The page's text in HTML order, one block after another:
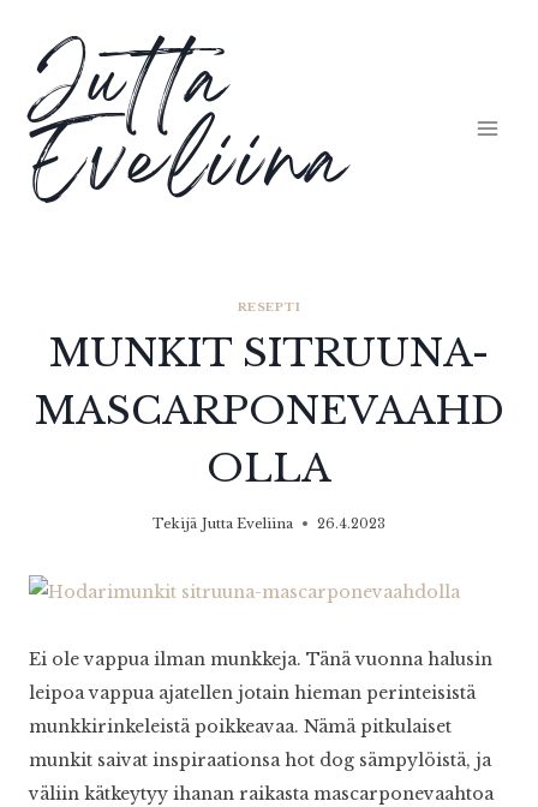
sisältöön
Jutta
Eveliina
RESEPTI
MUNKIT SITRUUNA-
MASCARPONEVAAHD
OLLA
Tekijä Jutta Eveliina 26.4.2023
Ei ole vappua ilman munkkeja. Tänä vuonna halusin
leipoa vappua ajatellen jotain hieman perinteisistä
munkkirinkeleistä poikkeavaa. Nämä pitkulaiset
munkit saivat inspiraationsa hot dog sämpylöistä, ja
väliin kätkeytyy ihanan raikasta mascarponevaahtoa